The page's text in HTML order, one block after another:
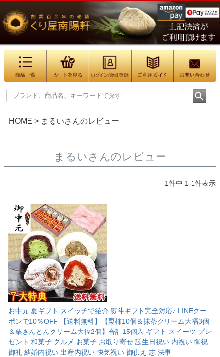
HOME まるいさんのレビュー
まるいさんのレビュー
1件中 1-1件表示
お中元 夏ギフト スイッチで紹介 熨斗ギフト完全対応♪ LINEクー
ポンで10％OFF 【送料無料】【栗柿10個＆抹茶クリーム大福3個
＆栗きんとんクリーム大福2個】合計15個入 ギフト スイーツ プレ
ゼント 和菓子 グルメ お菓子 お取り寄せ 誕生日祝い 内祝い 御祝
御礼 結婚内祝い 出産内祝い 快気祝い 御供え 志 法事